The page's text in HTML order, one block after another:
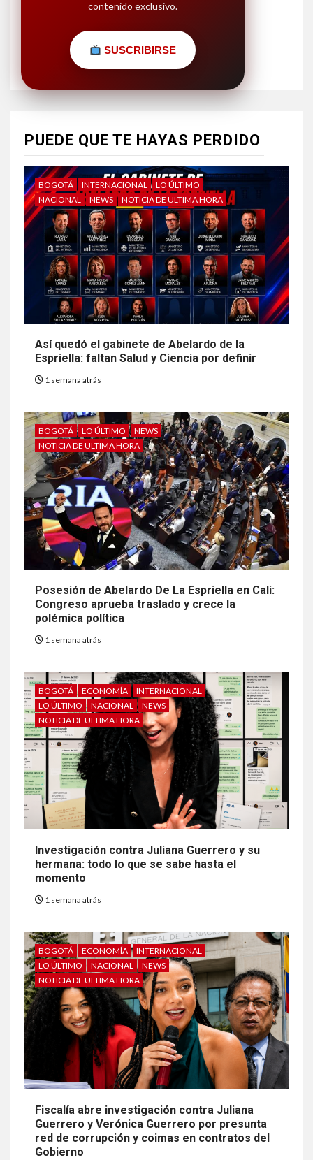
contenido exclusivo.
SUSCRIBIRSE
PUEDE QUE TE HAYAS PERDIDO
BOGOTÁ INTERNACIONAL
LO ÚLTIMO
NACIONAL
NEWS NOTICIA DE ULTIMA HORA
Así quedó el gabinete de Abelardo de la
Espriella: faltan Salud y Ciencia por definir
1 semana atrás
BOGOTÁ LO ÚLTIMO
NEWS
NOTICIA DE ULTIMA HORA
Posesión de Abelardo De La Espriella en Cali:
Congreso aprueba traslado y crece la
polémica política
1 semana atrás
BOGOTÁ ECONOMÍA
INTERNACIONAL
LO ÚLTIMO
NACIONAL
NEWS
NOTICIA DE ULTIMA HORA
Investigación contra Juliana Guerrero y su
hermana: todo lo que se sabe hasta el
momento
1 semana atrás
BOGOTÁ ECONOMÍA
INTERNACIONAL
LO ÚLTIMO
NACIONAL
NEWS
NOTICIA DE ULTIMA HORA
Fiscalía abre investigación contra Juliana
Guerrero y Verónica Guerrero por presunta
red de corrupción y coimas en contratos del
Gobierno